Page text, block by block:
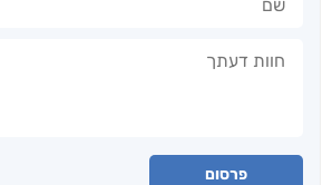
פרסום